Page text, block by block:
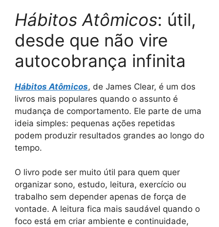
Hábitos Atômicos: útil,
desde que não vire
autocobrança infinita
Hábitos Atômicos, de James Clear, é um dos
livros mais populares quando o assunto é
mudança de comportamento. Ele parte de uma
ideia simples: pequenas ações repetidas
podem produzir resultados grandes ao longo do
tempo.
O livro pode ser muito útil para quem quer
organizar sono, estudo, leitura, exercício ou
trabalho sem depender apenas de força de
vontade. A leitura fica mais saudável quando o
foco está em criar ambiente e continuidade,